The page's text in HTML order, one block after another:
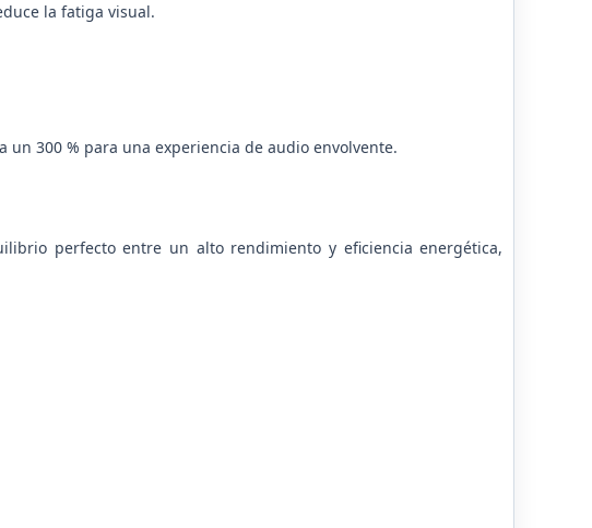
la fatiga visual.
300 % para una experiencia de audio envolvente.
perfecto entre un alto rendimiento y eficiencia energética,